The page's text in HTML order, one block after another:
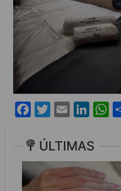
Facebook
Twitter
Email
ÚLTIMAS